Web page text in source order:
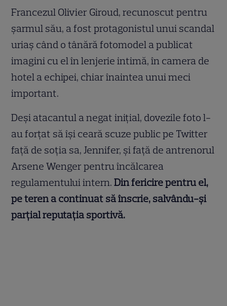
Francezul Olivier Giroud, recunoscut pentru
șarmul său, a fost protagonistul unui scandal
uriaș când o tânără fotomodel a publicat
imagini cu el în lenjerie intimă, în camera de
hotel a echipei, chiar înaintea unui meci
important.
Deși atacantul a negat inițial, dovezile foto l-
au forțat să își ceară scuze public pe Twitter
față de soția sa, Jennifer, și față de antrenorul
Arsene Wenger pentru încălcarea
regulamentului intern.Din fericire pentru el,
pe teren a continuat să înscrie, salvându-și
parțial reputația sportivă.